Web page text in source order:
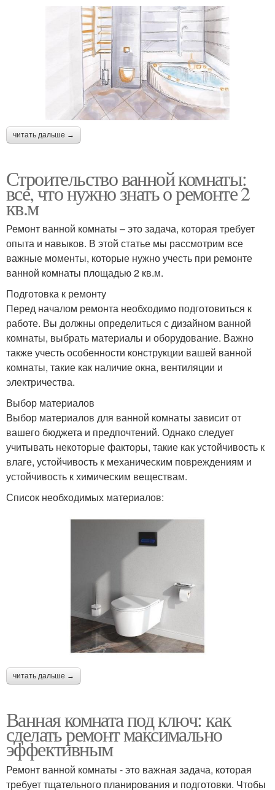
читать дальше →
Строительство ванной комнаты:
все, что нужно знать о ремонте 2
кв.м
Ремонт ванной комнаты – это задача, которая требует
опыта и навыков. В этой статье мы рассмотрим все
важные моменты, которые нужно учесть при ремонте
ванной комнаты площадью 2 кв.м.
Подготовка к ремонту
Перед началом ремонта необходимо подготовиться к
работе. Вы должны определиться с дизайном ванной
комнаты, выбрать материалы и оборудование. Важно
также учесть особенности конструкции вашей ванной
комнаты, такие как наличие окна, вентиляции и
электричества.
Выбор материалов
Выбор материалов для ванной комнаты зависит от
вашего бюджета и предпочтений. Однако следует
учитывать некоторые факторы, такие как устойчивость к
влаге, устойчивость к механическим повреждениям и
устойчивость к химическим веществам.
Список необходимых материалов:
читать дальше →
Ванная комната под ключ: как
сделать ремонт максимально
эффективным
Ремонт ванной комнаты - это важная задача, которая
требует тщательного планирования и подготовки. Чтобы